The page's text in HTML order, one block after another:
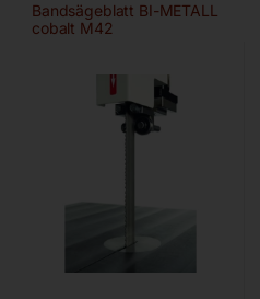
Bandsägeblatt BI-METALL
cobalt M42